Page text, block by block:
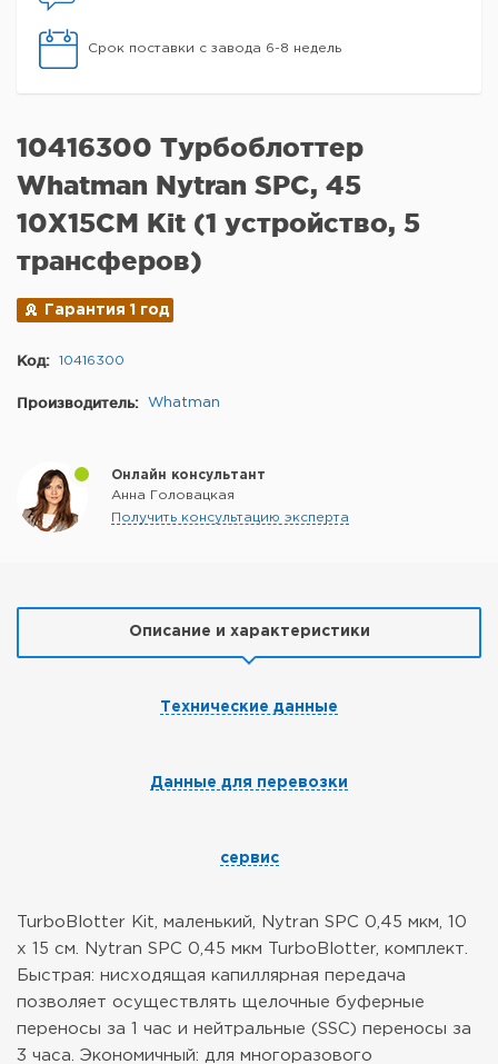
Срок поставки с завода 6-8 недель
10416300 Турбоблоттер
Whatman Nytran SPC, 45
10X15CM Kit (1 устройство, 5
трансферов)
Гарантия 1 год
Код: 10416300
Производитель: Whatman
Онлайн консультант
Анна Головацкая
Получить консультацию эксперта
Описание и характеристики
Технические данные
Данные для перевозки
сервис
TurboBlotter Kit, маленький, Nytran SPC 0,45 мкм, 10
x 15 см. Nytran SPC 0,45 мкм TurboBlotter, комплект.
Быстрая: нисходящая капиллярная передача
позволяет осуществлять щелочные буферные
переносы за 1 час и нейтральные (SSC) переносы за
3 часа. Экономичный: для многоразового